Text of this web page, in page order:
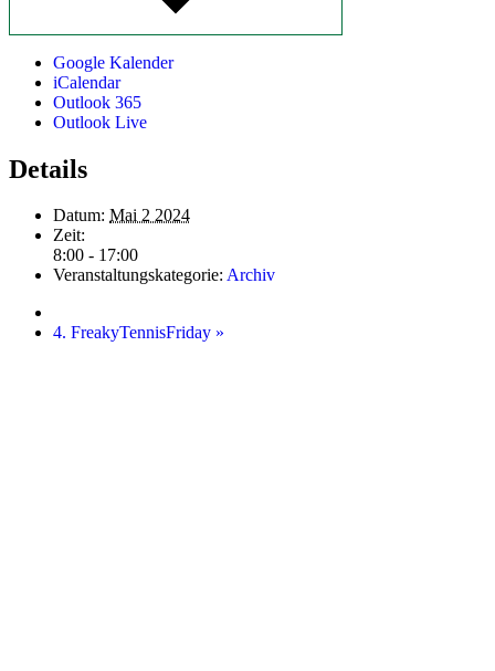
Google Kalender
iCalendar
Outlook 365
Outlook Live
Details
Datum: Mai 2 2024
Zeit:
8:00 - 17:00
Veranstaltungskategorie: Archiv
4. FreakyTennisFriday »